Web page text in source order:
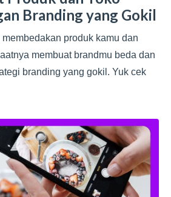
Branding yang Gokil
produk kamu dan
membuat brandmu beda dan
branding yang gokil. Yuk cek